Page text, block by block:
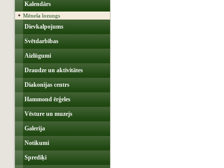
Kalendārs
Mēneša lozungs
Dievkalpojums
Svētdarbības
Aizlūgumi
Draudze un aktivitātes
Diakonijas centrs
Hammond ērģeles
Vēsture un muzejs
Galerija
Notikumi
Sprediķi